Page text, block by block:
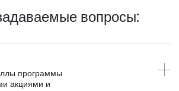
вопросы:
программы
акциями и